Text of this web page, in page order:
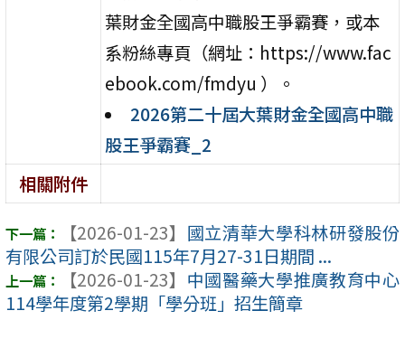
葉財金全國高中職股王爭霸賽，或本
系粉絲專頁（網址：https://www.fac
ebook.com/fmdyu ）。
2026第二十屆大葉財金全國高中職
股王爭霸賽_2
相關附件
【2026-01-23】 國立清華大學科林研發股份
有限公司訂於民國115年7月27-31日期間 ...
【2026-01-23】 中國醫藥大學推廣教育中心
114學年度第2學期「學分班」招生簡章